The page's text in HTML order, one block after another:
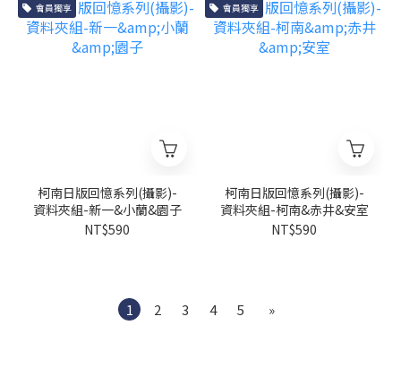
會員獨享
柯南日版回憶系列(攝影)-
資料夾組-新一&小蘭&園子
NT$590
會員獨享
柯南日版回憶系列(攝影)-
資料夾組-柯南&赤井&安室
NT$590
1 2 3 4 5 »